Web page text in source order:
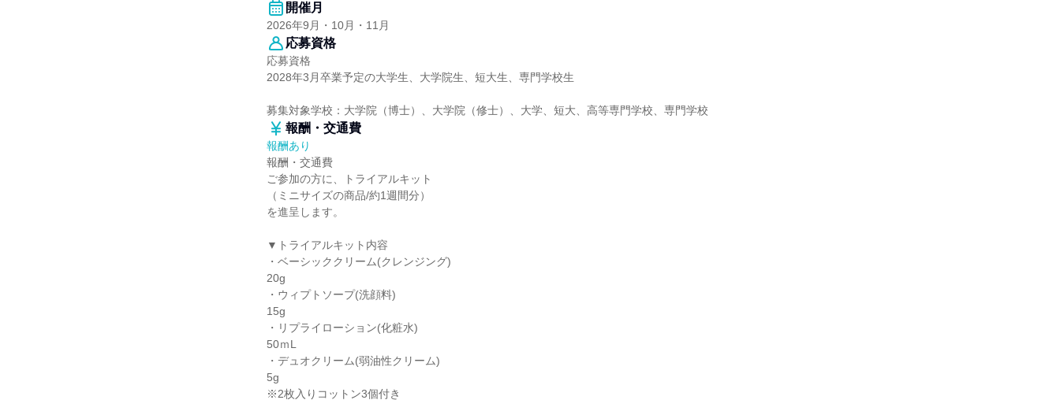
開催月
2026年9月・10月・11月
応募資格
応募資格
2028年3月卒業予定の大学生、大学院生、短大生、専門学校生
募集対象学校：大学院（博士）、大学院（修士）、大学、短大、高等専門学校、専門学校
報酬・交通費
報酬あり
報酬・交通費
ご参加の方に、トライアルキット
（ミニサイズの商品/約1週間分）
を進呈します。
▼トライアルキット内容
・ベーシッククリーム(クレンジング)
20g
・ウィプトソープ(洗顔料)
15g
・リプライローション(化粧水)
50ｍL
・デュオクリーム(弱油性クリーム)
5g
※2枚入りコットン3個付き